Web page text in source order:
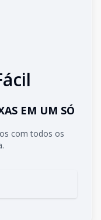
EM UM SÓ
com todos os